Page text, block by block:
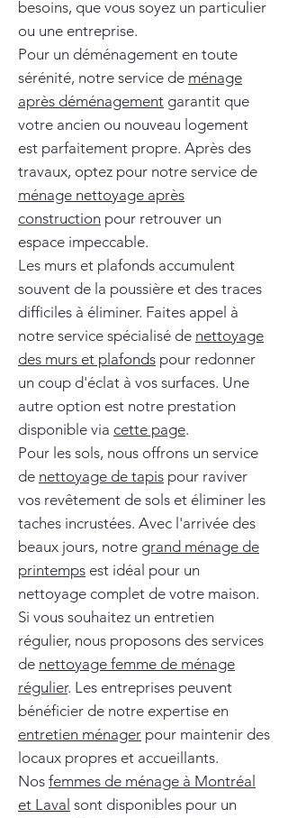
besoins, que vous soyez un particulier
ou une entreprise.
Pour un déménagement en toute
sérénité, notre service de ménage
après déménagement garantit que
votre ancien ou nouveau logement
est parfaitement propre. Après des
travaux, optez pour notre service de
ménage nettoyage après
construction pour retrouver un
espace impeccable.
Les murs et plafonds accumulent
souvent de la poussière et des traces
difficiles à éliminer. Faites appel à
notre service spécialisé de nettoyage
des murs et plafonds pour redonner
un coup d'éclat à vos surfaces. Une
autre option est notre prestation
disponible via cette page.
Pour les sols, nous offrons un service
de nettoyage de tapis pour raviver
vos revêtement de sols et éliminer les
taches incrustées. Avec l'arrivée des
beaux jours, notre grand ménage de
printemps est idéal pour un
nettoyage complet de votre maison.
Si vous souhaitez un entretien
régulier, nous proposons des services
de nettoyage femme de ménage
régulier. Les entreprises peuvent
bénéficier de notre expertise en
entretien ménager pour maintenir des
locaux propres et accueillants.
Nos femmes de ménage à Montréal
et Laval sont disponibles pour un